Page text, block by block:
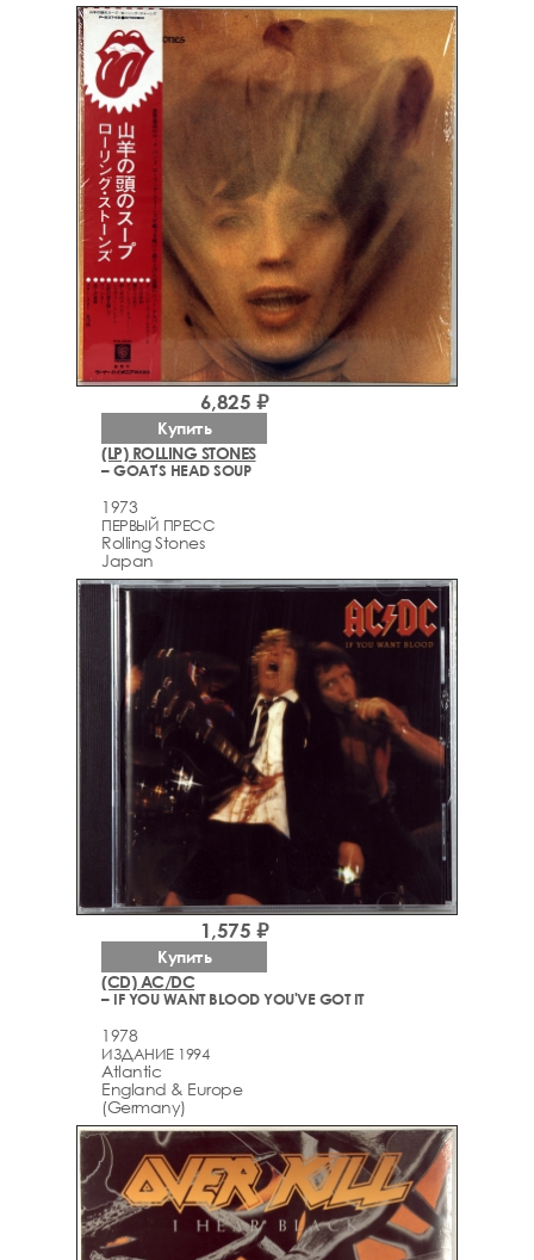
(LP) ROLLING STONES
– GOAT'S HEAD SOUP
1973
ПЕРВЫЙ ПРЕСС
Rolling Stones
Japan
6,825 ₽
Купить
(CD) AC/DC
– IF YOU WANT BLOOD YOU'VE GOT IT
1978
ИЗДАНИЕ 1994
Atlantic
England & Europe
(Germany)
1,575 ₽
Купить